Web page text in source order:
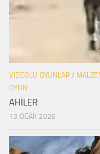
VIDEOLU OYUNLAR /
OYUN
AHİLER
13 OCAK 2026